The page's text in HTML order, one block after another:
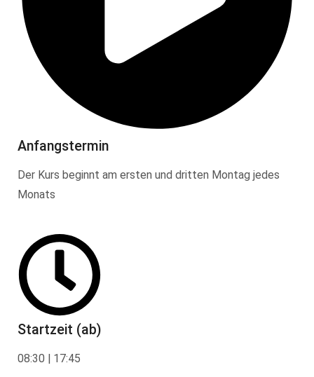
Anfangstermin
Der Kurs beginnt am ersten und dritten Montag jedes
Monats
Startzeit (ab)
08:30 | 17:45